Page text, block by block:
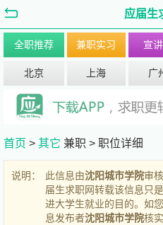
应届生
全职推荐 兼职实习 宣
北京 上海 广
首页 > 其它 兼职 > 职位详细
说明： 此信息由沈阳城市学院审
届生求职网转载该信息只
进大学生就业的目的。如
息发布者沈阳城市学院核